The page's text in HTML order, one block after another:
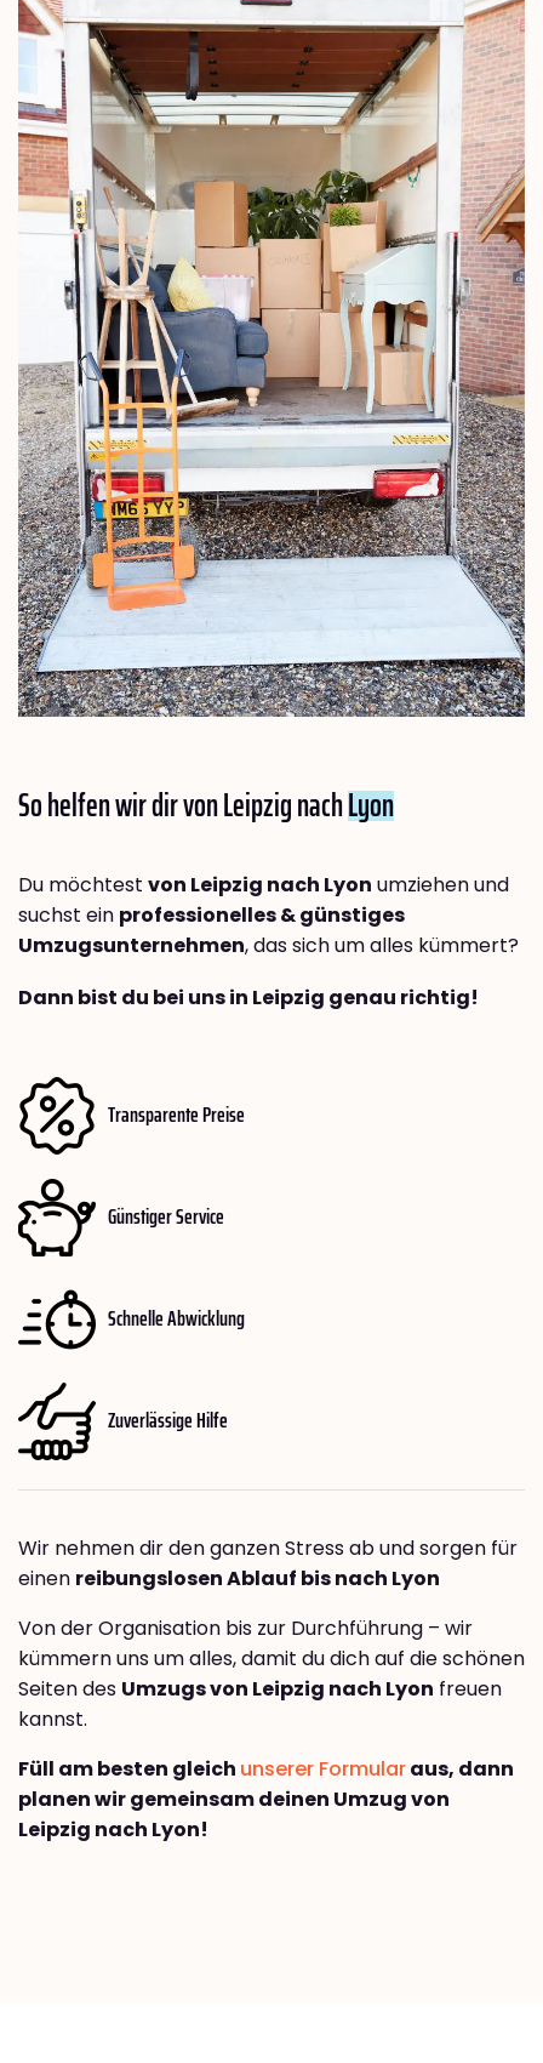
So helfen wir dir von Leipzig nachLyon
Du möchtest von Leipzig nach Lyon umziehen und
suchst ein professionelles & günstiges
Umzugsunternehmen, das sich um alles kümmert?
Dann bist du bei uns in Leipzig genau richtig!
Transparente Preise
Günstiger Service
Schnelle Abwicklung
Zuverlässige Hilfe
Wir nehmen dir den ganzen Stress ab und sorgen für
einen reibungslosen Ablauf bis nach Lyon
Von der Organisation bis zur Durchführung – wir
kümmern uns um alles, damit du dich auf die schönen
Seiten des Umzugs von Leipzig nach Lyon freuen
kannst.
Füll am besten gleich unserer Formularaus, dann
planen wir gemeinsam deinen Umzug von
Leipzig nach Lyon!